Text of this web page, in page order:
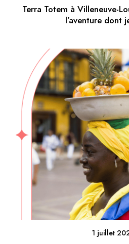
Terra Totem à Villeneuve-
l’aventure dont
1 juillet